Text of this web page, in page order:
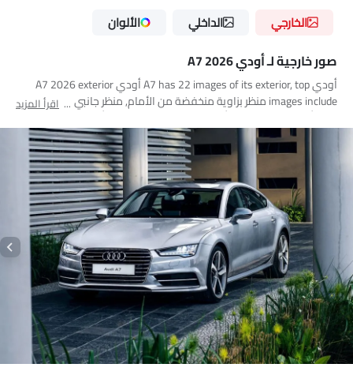
الخارجي الداخلي الألوان
صور خارجية لـ أودي A7 2026
أودي A7 has 22 images of its exterior, top أودي A7 2026 exterior
images include منظر بزاوية منخفضة من الأمام, منظر جانبي متوسط,
منظر أمامي كامل, منظر أمامي متوسط, منظر جانبي أمامي, منظر جانبي,
منظر خلفي جانبي متقاطع, منظر خلفي كامل, منظر الزاوية الخلفية, منظر
جانب السائق, منظر علوي, منظر أمامي جانبي متقاطع, مصباح أمامي,
مصباح خلفي, عجلة, مصباح الضباب الأمامي, مقبض الباب, منظر الشبك
الأمامي, مرآة السائق الأمامية زاوية, مصباح الضباب الخلفي, عرض
متقاطع خلفي, عرض متوسط خلفي.
اقرأ المزيد